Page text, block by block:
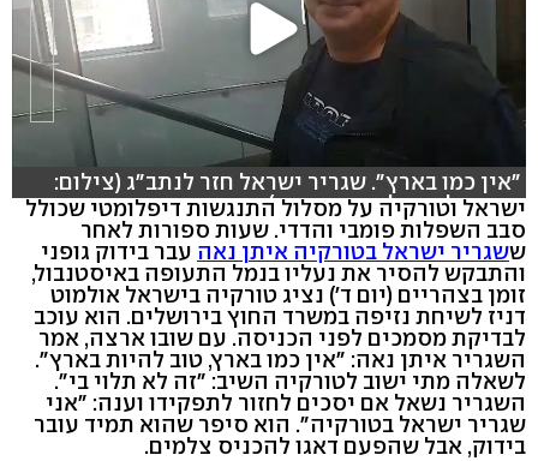
"אין כמו בארץ". שגריר ישראל חזר לנתב"ג (צילום:
איתי בלומנטל, משי בן עמי)
ישראל וטורקיה על מסלול התנגשות דיפלומטי שכולל
סבב השפלות פומבי והדדי. שעות ספורות לאחר
ששגריר ישראל בטורקיה איתן נאה עבר בידוק גופני
והתבקש להסיר את נעליו בנמל התעופה באיסטנבול,
זומן בצהריים (יום ד') נציג טורקיה בישראל אולמוט
דניז לשיחת נזיפה במשרד החוץ בירושלים. הוא עוכב
לבדיקת מסמכים לפני הכניסה. עם שובו ארצה, אמר
השגריר איתן נאה: "אין כמו בארץ, טוב להיות בארץ".
לשאלה מתי ישוב לטורקיה השיב: "זה לא תלוי בי".
השגריר נשאל אם יסכים לחזור לתפקידו וענה: "אני
שגריר ישראל בטורקיה". הוא סיפר שהוא תמיד עובר
בידוק, אבל שהפעם דאגו להכניס צלמים.